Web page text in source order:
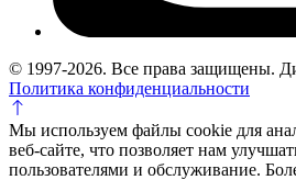
© 1997-2026. Все права защищены.
Политика конфиденциальности
Мы используем файлы cookie для
веб-сайте, что позволяет нам
пользователями и обслуживание.